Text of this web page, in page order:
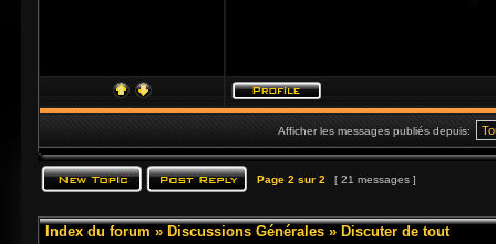
Afficher les messages publiés depuis:
Page 2 sur 2 [ 21 messages ]
Index du forum » Discussions Générales » Discuter de tout